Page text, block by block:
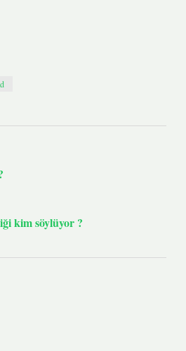
kim söylüyor ?